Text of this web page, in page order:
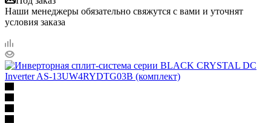
Наши менеджеры обязательно свяжутся с вами и уточнят
условия заказа